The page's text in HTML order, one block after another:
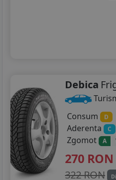
Debica
Consum
D
Aderenta C
Zgomot A
270 RON
322 RON